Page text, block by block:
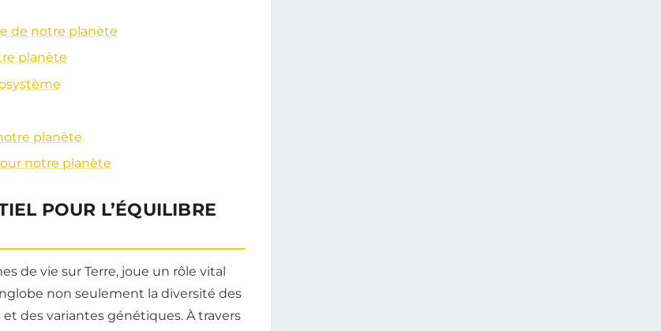
de notre planète
planète
planète
notre planète
POUR L’ÉQUILIBRE
de vie sur Terre, joue un rôle vital
non seulement la diversité des
des variantes génétiques. À travers